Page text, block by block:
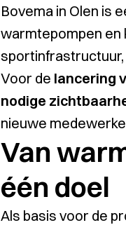
Bovema in Olen is
warmtepompen en
sportinfrastructuur,
Voor de lancering
nodige
nieuwe
Van
één doel
Als basis voor de